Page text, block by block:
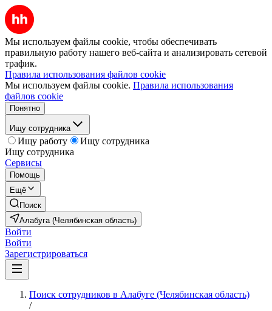
Мы используем файлы cookie, чтобы обеспечивать
правильную работу нашего веб-сайта и анализировать сетевой
трафик.
Правила использования файлов cookie
Мы используем файлы cookie. Правила использования
файлов cookie
Понятно
Ищу сотрудника
Ищу работу
Ищу сотрудника
Ищу сотрудника
Сервисы
Помощь
Ещё
Поиск
Алабуга (Челябинская область)
Войти
Войти
Зарегистрироваться
Поиск сотрудников в Алабуге (Челябинская область)
/